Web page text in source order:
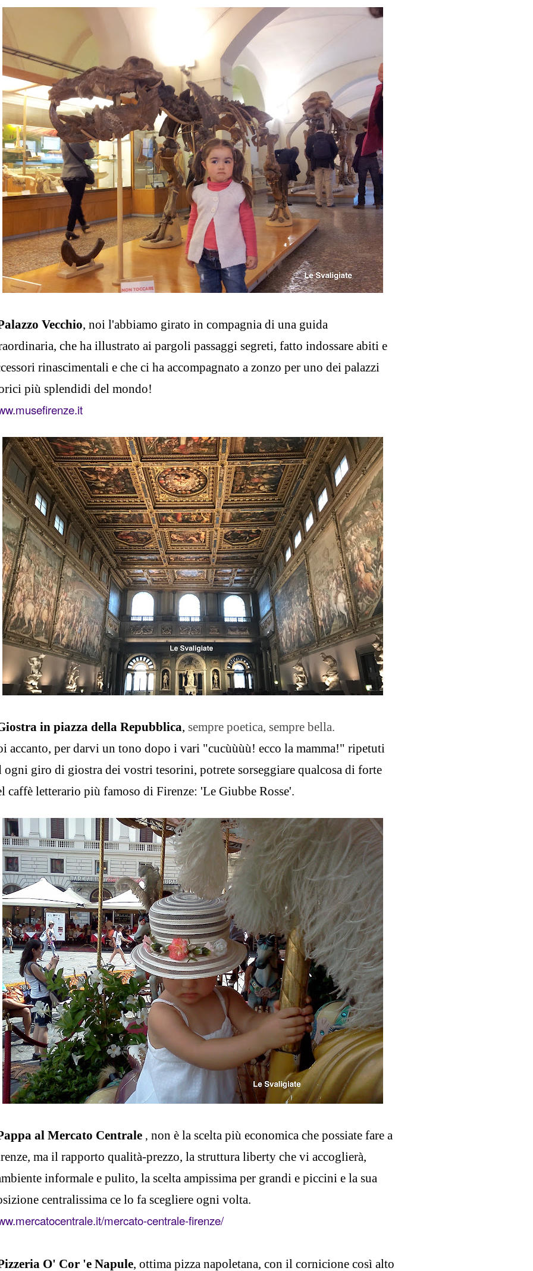
Vecchio, noi l'abbiamo girato in compagnia di una guida
che ha illustrato ai pargoli passaggi segreti, fatto indossare abiti e
rinascimentali e che ci ha accompagnato a zonzo per uno dei palazzi
più splendidi del mondo!
in piazza della Repubblica, sempre poetica, sempre bella.
accanto, per darvi un tono dopo i vari "cucùùùù! ecco la mamma!" ripetuti
ogni giro di giostra dei vostri tesorini, potrete sorseggiare qualcosa di forte
caffè letterario più famoso di Firenze: 'Le Giubbe Rosse'.
al Mercato Centrale , non è la scelta più economica che possiate fare a
ma il rapporto qualità-prezzo, la struttura liberty che vi accoglierà,
informale e pulito, la scelta ampissima per grandi e piccini e la sua
centralissima ce lo fa scegliere ogni volta.
mercato-centrale-firenze/
O' Cor 'e Napule, ottima pizza napoletana, con il cornicione così alto